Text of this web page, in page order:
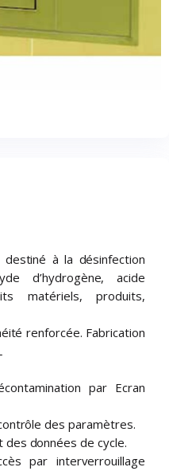
à la désinfection
d’hydrogène, acide
matériels, produits,
renforcée. Fabrication
par Ecran
des paramètres.
données de cycle.
par interverrouillage